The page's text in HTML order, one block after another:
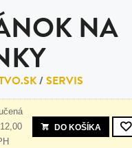
NA
/SERVIS
DO KOŠÍKA